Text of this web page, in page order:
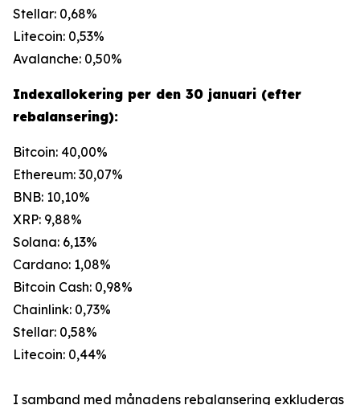
Stellar: 0,68%
Litecoin: 0,53%
Avalanche: 0,50%
Indexallokering per den 30 januari (efter
rebalansering):
Bitcoin: 40,00%
Ethereum: 30,07%
BNB: 10,10%
XRP: 9,88%
Solana: 6,13%
Cardano: 1,08%
Bitcoin Cash: 0,98%
Chainlink: 0,73%
Stellar: 0,58%
Litecoin: 0,44%
I samband med månadens rebalansering exkluderas